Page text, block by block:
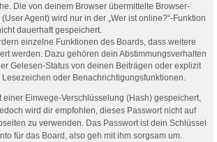
Die von deinem Browser übermittelte Browser-
Agent) wird nur in der „Wer ist online?“-Funktion
dauerhaft gespeichert.
einzelne Funktionen des Boards, dass weitere
werden. Dazu gehören dein Abstimmungsverhalten
Gelesen-Status von deinen Beiträgen oder explizit
oder Benachrichtigungsfunktionen.
einer Einwege-Verschlüsselung (Hash) gespeichert,
wird dir empfohlen, dieses Passwort nicht auf
zu verwenden. Das Passwort ist dein Schlüssel
für das Board, also geh mit ihm sorgsam um.